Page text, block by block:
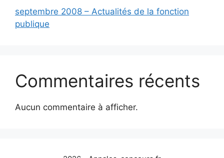
septembre 2008 – Actualités de la fonction
publique
Commentaires récents
Aucun commentaire à afficher.